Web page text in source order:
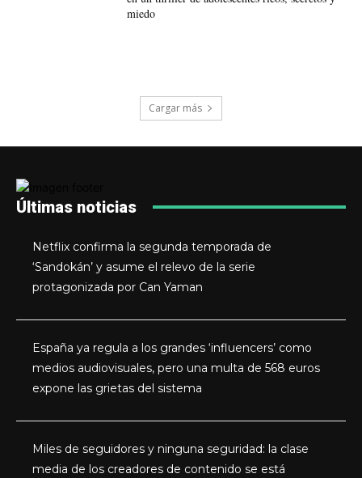
miedo
Cargar más
Últimas noticias
Netflix confirma la segunda temporada de
‘Sandokán’ y asume el relevo de la serie
protagonizada por Can Yaman
España ya regula a los grandes ‘influencers’ como
medios audiovisuales, pero una multa de 568 euros
expone las grietas del sistema
Miles de seguidores y ninguna seguridad: la clase
media de los creadores de contenido se está